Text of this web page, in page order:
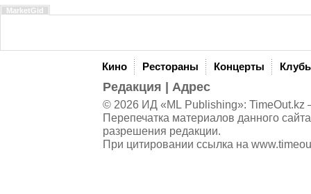
MarketGid
Кино Рестораны Концерты
Редакция Адрес
© 2026 ИД «ML Publishing»: TimeOut.kz
Перепечатка материалов данного
разрешения редакции.
При цитировании ссылка на